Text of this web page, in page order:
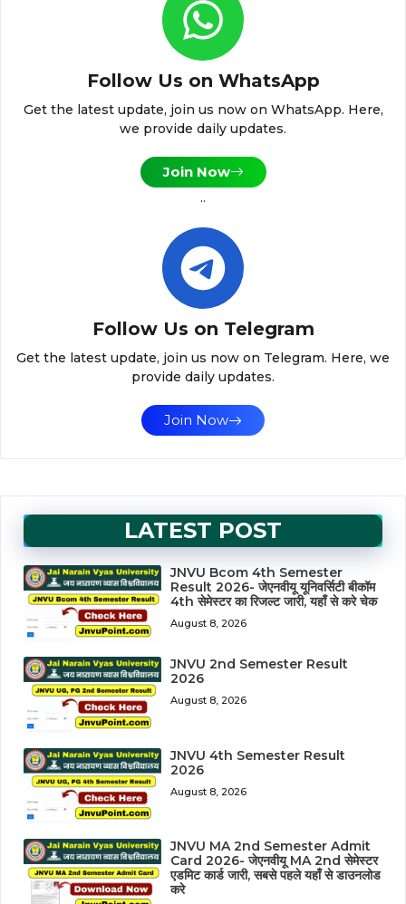
Follow Us on WhatsApp
Get the latest update, join us now on WhatsApp. Here,
we provide daily updates.
Join Now
..
Follow Us on Telegram
Get the latest update, join us now on Telegram. Here, we
provide daily updates.
Join Now
LATEST POST
JNVU Bcom 4th Semester
Result 2026- जेएनवीयू यूनिवर्सिटी बीकॉम
4th सेमेस्टर का रिजल्ट जारी, यहाँ से करे चेक
August 8, 2026
JNVU 2nd Semester Result
2026
August 8, 2026
JNVU 4th Semester Result
2026
August 8, 2026
JNVU MA 2nd Semester Admit
Card 2026- जेएनवीयू MA 2nd सेमेस्टर
एडमिट कार्ड जारी, सबसे पहले यहाँ से डाउनलोड
करे